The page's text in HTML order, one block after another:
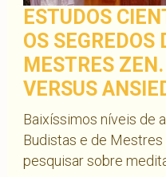
ESTUDOS
OS SEGREDOS
MESTRES
VERSUS
Baixíssimos níveis de
Budistas e de
pesquisar sobre